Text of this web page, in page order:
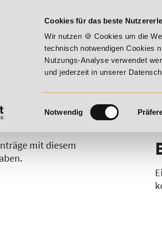
Cookies für das beste
Wir nutzen 🍪 Cookies um die
technisch notwendigen Cookies
Nutzungs-Analyse verwendet
und jederzeit in unserer
Einwilligungsauswahl
Notwendig
20% Rabatt bis 17. August 2026 - Summer
G H
mit diesem